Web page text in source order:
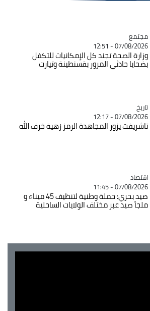
Catégorie
مجتمع
07/08/2026 - 12:51
وزارة الصحة تجند كل الإمكانيات للتكفل
بضحايا حادثي المرور بقسنطينة وتيارت
Catégorie
تاريخ
07/08/2026 - 12:17
تاشريفت يزور المجاهدة الرمز زهية خرف الله
Catégorie
اقتصاد
07/08/2026 - 11:45
صيد بحري: حملة وطنية لتنظيف 45 ميناء و
ملجأ صيد عبر مختلف الولايات الساحلية